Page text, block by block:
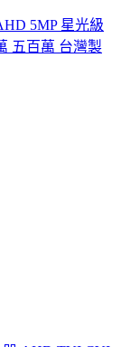
5MP 星光級
五百萬 台灣製